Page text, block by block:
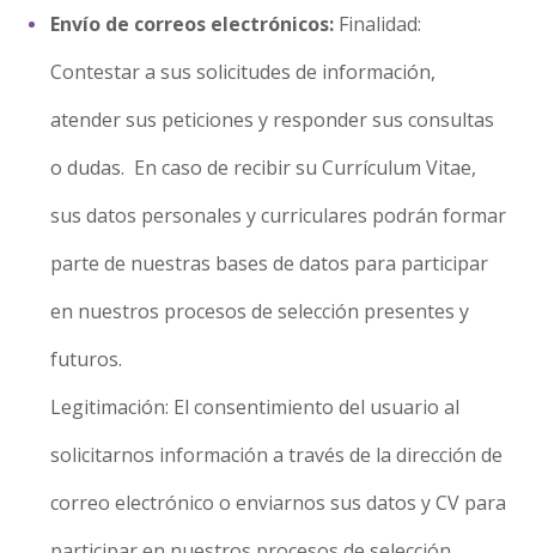
Envío de correos electrónicos: Finalidad:
Contestar a sus solicitudes de información,
atender sus peticiones y responder sus consultas
o dudas. En caso de recibir su Currículum Vitae,
sus datos personales y curriculares podrán formar
parte de nuestras bases de datos para participar
en nuestros procesos de selección presentes y
futuros.
Legitimación: El consentimiento del usuario al
solicitarnos información a través de la dirección de
correo electrónico o enviarnos sus datos y CV para